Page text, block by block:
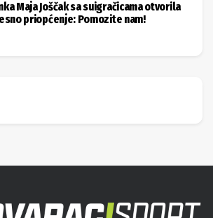
Maja Joščak sa suigračicama otvorila
priopćenje: Pomozite nam!